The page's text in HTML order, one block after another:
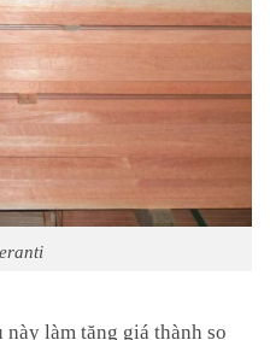
làm tăng giá thành so